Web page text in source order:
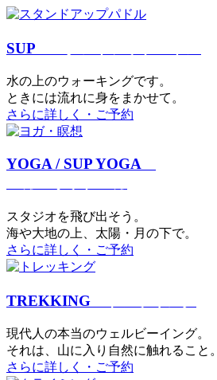
SUP
⽔の上のウォーキングです。
ときには流れに身をまかせて。
さらに詳しく・ご予約
YOGA / SUP YOGA
スタジオを⾶び出そう。
海や大地の上、太陽・⽉の下で。
さらに詳しく・ご予約
TREKKING
現代⼈の本当のウェルビーイング。
それは、⼭に⼊り⾃然に触れること。
さらに詳しく・ご予約